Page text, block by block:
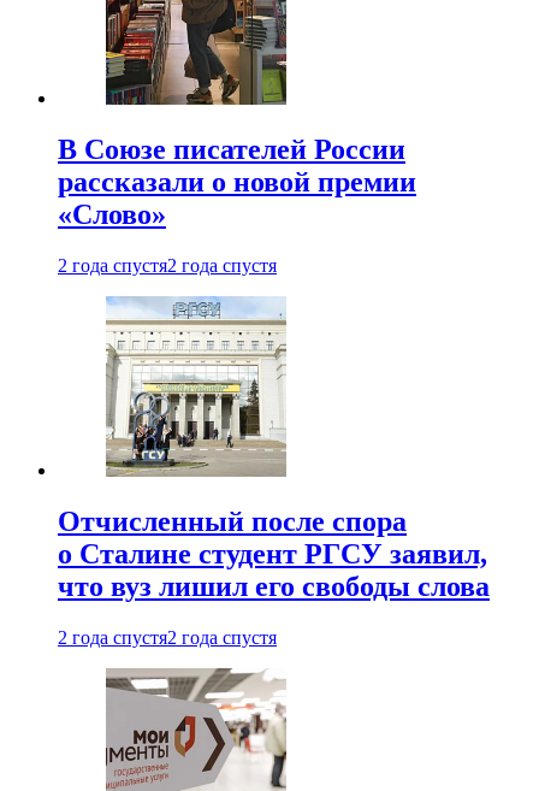
В Союзе писателей России
рассказали о новой премии
«Слово»
2 года спустя2 года спустя
Отчисленный после спора
о Сталине студент РГСУ заявил,
что вуз лишил его свободы слова
2 года спустя2 года спустя